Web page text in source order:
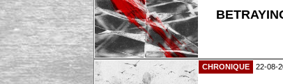
CHRONIQUE 22-08-